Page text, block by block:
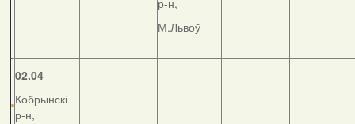
р-н,
М.Львоў
02.04
Кобрынскі
р-н,